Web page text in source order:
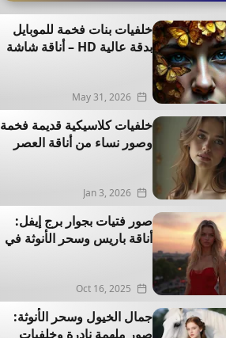
خلفيات بنات فخمة للموبايل
بدقة عالية HD – أناقة شاشة
May 31, 2026
خلفيات كلاسيكية قديمة فخمة
وصور نساء من أناقة العصر
Jan 3, 2026
صور فتيات بجوار برج إيفل:
أناقة باريس وسحر الأنوثة في
Oct 16, 2025
جمال الخيول وسحر الأنوثة:
صور ملهمة نادرة وخلفيات